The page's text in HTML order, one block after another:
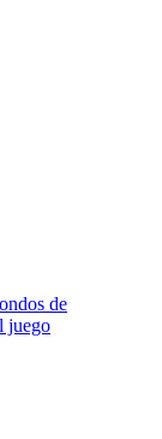
de
juego